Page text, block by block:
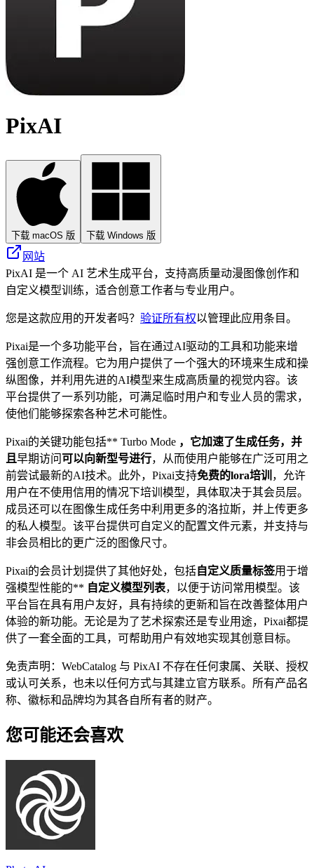
PixAI
下载 macOS 版 下载 Windows 版
网站
PixAI 是一个 AI 艺术生成平台，支持高质量动漫图像创作和
自定义模型训练，适合创意工作者与专业用户。
您是这款应用的开发者吗？ 验证所有权以管理此应用条目。
Pixai是一个多功能平台，旨在通过AI驱动的工具和功能来增
强创意工作流程。它为用户提供了一个强大的环境来生成和操
纵图像，并利用先进的AI模型来生成高质量的视觉内容。该
平台提供了一系列功能，可满足临时用户和专业人员的需求，
使他们能够探索各种艺术可能性。
Pixai的关键功能包括** Turbo Mode ，它加速了生成任务，并
且 早期访问可以向新型号进行，从而使用户能够在广泛可用之
前尝试最新的AI技术。此外，Pixai支持免费的lora培训 ，允许
用户在不使用信用的情况下培训模型，具体取决于其会员层。
成员还可以在图像生成任务中利用更多的洛拉斯，并上传更多
的私人模型。该平台提供可自定义的配置文件元素，并支持与
非会员相比的更广泛的图像尺寸。
Pixai的会员计划提供了其他好处，包括自定义质量标签用于增
强模型性能的** 自定义模型列表，以便于访问常用模型。该
平台旨在具有用户友好，具有持续的更新和旨在改善整体用户
体验的新功能。无论是为了艺术探索还是专业用途，Pixai都提
供了一套全面的工具，可帮助用户有效地实现其创意目标。
免责声明：WebCatalog 与 PixAI 不存在任何隶属、关联、授权
或认可关系，也未以任何方式与其建立官方联系。所有产品名
称、徽标和品牌均为其各自所有者的财产。
您可能还会喜欢